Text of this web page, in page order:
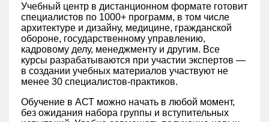
Учебный центр в дистанционном формате готовит
специалистов по 1000+ программ, в том числе
архитектуре и дизайну, медицине, гражданской
обороне, государственному управлению,
кадровому делу, менеджменту и другим. Все
курсы разрабатываются при участии экспертов —
в создании учебных материалов участвуют не
менее 30 специалистов-практиков.
Обучение в АСТ можно начать в любой момент,
без ожидания набора группы и вступительных